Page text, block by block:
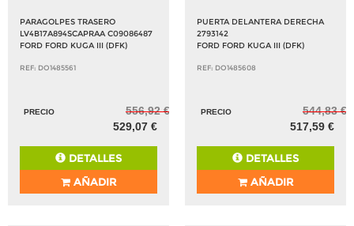
PARAGOLPES TRASERO
LV4B17A894SCAPRAA C09086487
FORD FORD KUGA III (DFK)
REF: DO1485561
PRECIO
556,92 €
529,07 €
DETALLES
AÑADIR
PUERTA DELANTERA DERECHA
2793142
FORD FORD KUGA III (DFK)
REF: DO1485608
PRECIO
544,83 €
517,59 €
DETALLES
AÑADIR